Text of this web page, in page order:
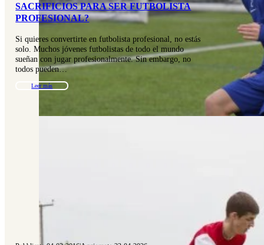
SACRIFICIOS PARA SER FUTBOLISTA
PROFESIONAL?
Si quieres convertirte en futbolista profesional, no estás
solo. Muchos jóvenes futbolistas de todo el mundo
sueñan con jugar profesionalmente. Sin embargo, no
todos pueden…
Leer más